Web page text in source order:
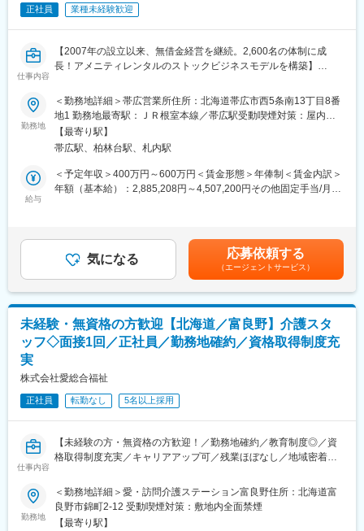
社の方もいらっしゃいます。
当社は入院中に必要となるアメニティ(パジャマ・タオル・日用
品）をレンタルするアメニティサポートシステムを提供している
レンタルだけでなく、病院・介護施設内での申込の受付業務から
ご利用者への提供・回収・請求まで全て弊社で受け持っておりま
す。そのため医療・介護施設の業務負担の軽減もでき多くのメリ
ットがあります。拠点は北海道から九州まで展開し、毎年増収・
変更の範囲：会社の定める業務
正社員 業種未経験歓迎
仕事内容
【2007年の設立以来、無借金経営を継続。2,600名の体制に成
長！アメニティレンタルのストックビジネスモデルを構築】
を図るため、このたび新たな仲間をお迎えすることとなりまし
た。
■業務詳細：
病院や介護施設に向けて、入院・入所時に必要な衣類やタオル、
日用品などをレンタルできる「アメニティサポートシステム」を
提案する営業です。ニーズに応じて、人材派遣・紹介サービスや
院内売店の運営代行サービスも提案していきます。
献性も高く、今後の高齢化社会において成長が見込める成長産業
です。 また、病院や介護施設の業務軽減に貢献する事で、患者
様、利用者様へのサービス向上に直結する為、大変やりがいのあ
■キャリアアップについて：
本人の頑張りを昇給、昇格にて評価される制度が御座います。ま
た、事業拡大に伴い、新規の営業所も出店しており、営業所長や
アップが見込めます。 ※実際に入社4年前後で所長になった中途入
品）をレンタルするアメニティサポートシステムを提供している
会社です。
ご利用者への提供・回収・請求まで全て弊社で受け持っておりま
す。そのため医療・介護施設の業務負担の軽減もでき多くのメリ
ットがあります。拠点は北海道から九州まで展開し、毎年増収・
勤務地
＜勤務地詳細＞帯広営業所住所：北海道帯広市西5条南13丁目8番
地1 勤務地最寄駅：ＪＲ根室本線／帯広駅受動喫煙対策：屋内全
面禁煙変更の範囲：会社の定める事業所
【最寄り駅】
帯広駅、柏林台駅、札内駅
給与
＜予定年収＞400万円～600万円＜賃金形態＞年俸制＜賃金内訳＞
年額（基本給）：2,885,208円～4,507,200円その他固定手当/月：
無＞有＜残業手当＞有＜給与補足＞※経験・能力・前職の給与など
を考慮するため上下する可能性があります・評価：年2回（4月・
10月/売上実績だけでなく取り組み姿勢や提案プロセスなどの定性
評価も重視）・年収例：370-480万円(主任/入社2-3年)⇒420-550
万円(係長/入社3-5年)賃金はあくまでも目安の金額であり、選考を
通じて上下する可能性があります。月給(月額)は固定手当を含めた
表記です。
気になる 応募依頼する
（エージェントサービス）
未経験・無資格の方歓迎【北海道／富良野】介護スタ
ッフ◇面接1回／正社員／勤務地確約／資格取得制度充
実
株式会社愛総合福祉
正社員 転勤なし 5名以上採用
仕事内容
【未経験の方・無資格の方歓迎！／勤務地確約／教育制度◎／資
格取得制度充実／キャリアアップ可／残業ほぼなし／地域密着型
★介護現場で経験を積み、資格取得もしながら介護の専門職をめ
ざしていただきます。
勤務地
＜勤務地詳細＞愛・訪問介護ステーション富良野住所：北海道富
良野市錦町2-12 受動喫煙対策：敷地内全面禁煙
【最寄り駅】